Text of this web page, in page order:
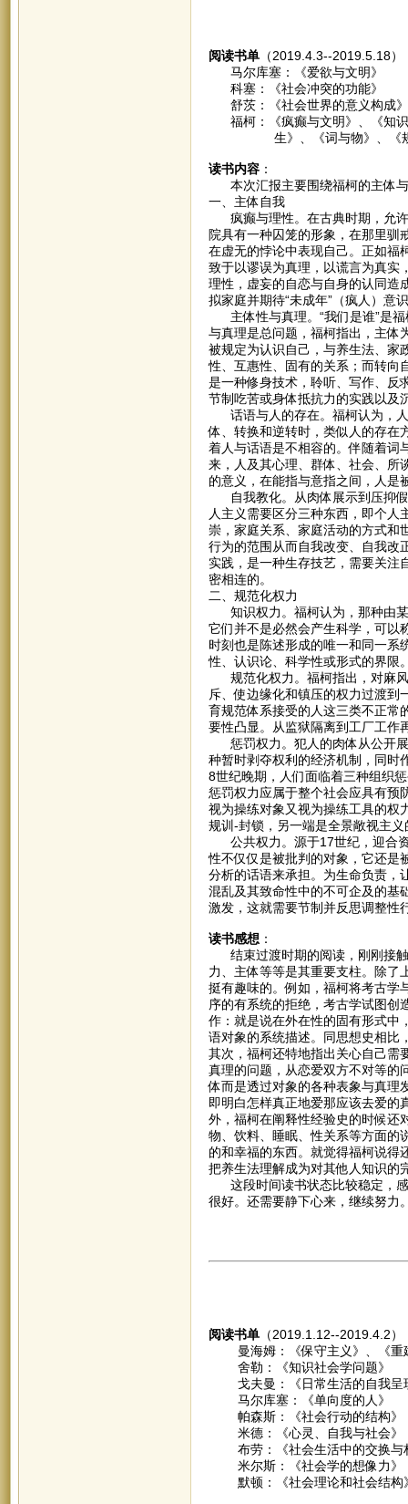
阅读书单（2019.4.3--2019.5.18）
马尔库塞：《爱欲与文明》
科塞：《社会冲突的功能》
舒茨：《社会世界的意义构成》
福柯：《疯癫与文明》、《知识
生》、《词与物》、《规训
读书内容：
本次汇报主要围绕福柯的主体与
一、主体自我
疯癫与理性。在古典时期，允许
院具有一种囚笼的形象，在那里驯
在虚无的悖论中表现自己。正如
致于以谬误为真理，以谎言为真实
理性，虚妄的自恋与自身的认同造
拟家庭并期待“未成年”（疯人）意
主体性与真理。“我们是谁”是福
与真理是总问题，福柯指出，主体
被规定为认识自己，与养生法、家
性、互惠性、固有的关系；而转向
是一种修身技术，聆听、写作、反
节制吃苦或身体抵抗力的实践以及
话语与人的存在。福柯认为，人
体、转换和逆转时，类似人的存在
着人与话语是不相容的。伴随着词
来，人及其心理、群体、社会、所
的意义，在能指与意指之间，人是
自我教化。从肉体展示到压抑假
人主义需要区分三种东西，即个
崇，家庭关系、家庭活动的方式和
行为的范围从而自我改变、自我改
实践，是一种生存技艺，需要关注
密相连的。
二、规范化权力
知识权力。福柯认为，那种由某
它们并不是必然会产生科学，可以
时刻也是陈述形成的唯一和同一系
性、认识论、科学性或形式的界限
规范化权力。福柯指出，对麻风
斥、使边缘化和镇压的权力过渡到
育规范体系接受的人这三类不正常
要性凸显。从监狱隔离到工厂工作
惩罚权力。犯人的肉体从公开展
种暂时剥夺权利的经济机制，同时
8世纪晚期，人们面临着三种组织
惩罚权力应属于整个社会应具有预
视为操练对象又视为操练工具的权
规训-封锁，另一端是全景敞视主
公共权力。源于17世纪，迎合资
性不仅仅是被批判的对象，它还是
分析的话语来承担。为生命负责，
混乱及其致命性中的不可企及的基
激发，这就需要节制并反思调整性
读书感想 ：
结束过渡时期的阅读，刚刚接触
力、主体等等是其重要支柱。除了
挺有趣味的。例如，福柯将考古学
序的有系统的拒绝，考古学试图创
作：就是说在外在性的固有形式中
语对象的系统描述。同思想史相比
其次，福柯还特地指出关心自己需
真理的问题，从恋爱双方不对等的
体而是透过对象的各种表象与真理
即明白怎样真正地爱那应该去爱的
外，福柯在阐释性经验史的时候还
物、饮料、睡眠、性关系等方面的
的和幸福的东西。就觉得福柯说得
把养生法理解成为对其他人知识的
这段时间读书状态比较稳定，感
很好。还需要静下心来，继续努力
阅读书单（2019.1.12--2019.4.2）
曼海姆：《保守主义》、《重
舍勒：《知识社会学问题》
戈夫曼：《日常生活的自我呈
马尔库塞：《单向度的人》
帕森斯：《社会行动的结构》
米德：《心灵、自我与社会》
布劳：《社会生活中的交换与
米尔斯：《社会学的想像力》
默顿：《社会理论和社会结构